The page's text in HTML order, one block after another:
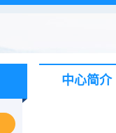
中心简介